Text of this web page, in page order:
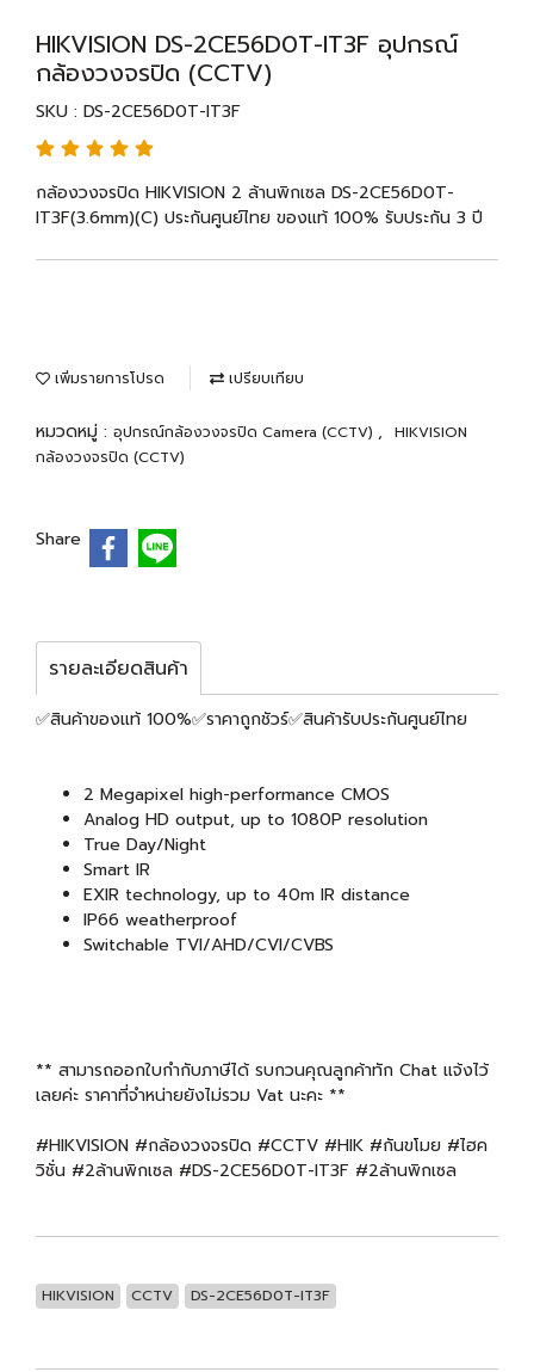
HIKVISION DS-2CE56D0T-IT3F อุปกรณ์
กล้องวงจรปิด (CCTV)
SKU : DS-2CE56D0T-IT3F
กล้องวงจรปิด HIKVISION 2 ล้านพิกเซล DS-2CE56D0T-
IT3F(3.6mm)(C) ประกันศูนย์ไทย ของแท้ 100% รับประกัน 3 ปี
เพิ่มรายการโปรด เปรียบเทียบ
หมวดหมู่ : อุปกรณ์กล้องวงจรปิด Camera (CCTV) ,
HIKVISION
กล้องวงจรปิด (CCTV)
Share
รายละเอียดสินค้า
✅สินค้าของแท้ 100%✅ราคาถูกชัวร์✅สินค้ารับประกันศูนย์ไทย
2 Megapixel high-performance CMOS
Analog HD output, up to 1080P resolution
True Day/Night
Smart IR
EXIR technology, up to 40m IR distance
IP66 weatherproof
Switchable TVI/AHD/CVI/CVBS
** สามารถออกใบกำกับภาษีได้ รบกวนคุณลูกค้าทัก Chat แจ้งไว้
เลยค่ะ ราคาที่จำหน่ายยังไม่รวม Vat นะคะ **
#HIKVISION #กล้องวงจรปิด #CCTV #HIK #กันขโมย #ไฮค
วิชั่น #2ล้านพิกเซล #DS-2CE56D0T-IT3F #2ล้านพิกเซล
HIKVISION CCTV DS-2CE56D0T-IT3F